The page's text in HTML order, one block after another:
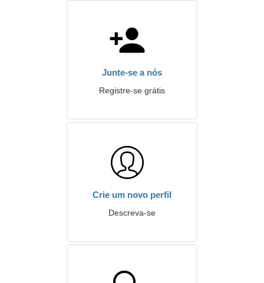
Junte-se a nós
Registre-se grátis
Crie um novo perfil
Descreva-se